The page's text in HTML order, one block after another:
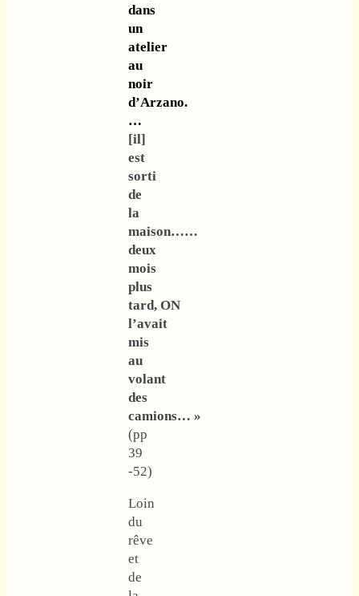
dans
un
atelier
au
noir
d’Arzano.
…
[il]
est
sorti
de
la
maison……
deux
mois
plus
tard, ON
l’avait
mis
au
volant
des
camions… »
(pp
39
-52)
Loin
du
rêve
et
de